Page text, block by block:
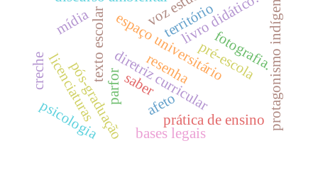
resenha
território
diretriz curricular
prática de ensino
texto escolarespaço universitário
pós-graduação protagonismo indígena
saber
mídia livro didático.
licenciaturas parfor
pré-escola
creche
bases legais
psicologia
fotografia.
afeto